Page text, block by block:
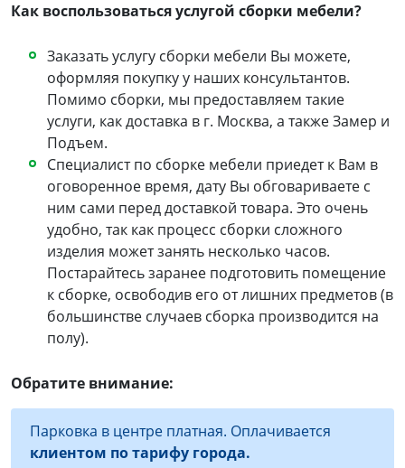
Как воспользоваться услугой сборки мебели?
Заказать услугу сборки мебели Вы можете,
оформляя покупку у наших консультантов.
Помимо сборки, мы предоставляем такие
услуги, как доставка в г. Москва, а также Замер и
Подъем.
Специалист по сборке мебели приедет к Вам в
оговоренное время, дату Вы обговариваете с
ним сами перед доставкой товара. Это очень
удобно, так как процесс сборки сложного
изделия может занять несколько часов.
Постарайтесь заранее подготовить помещение
к сборке, освободив его от лишних предметов (в
большинстве случаев сборка производится на
полу).
Обратите внимание:
Парковка в центре платная. Оплачивается
клиентом по тарифу города.